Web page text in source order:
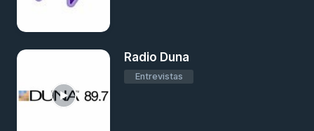
Radio Duna
Entrevistas